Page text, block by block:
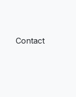
Contact